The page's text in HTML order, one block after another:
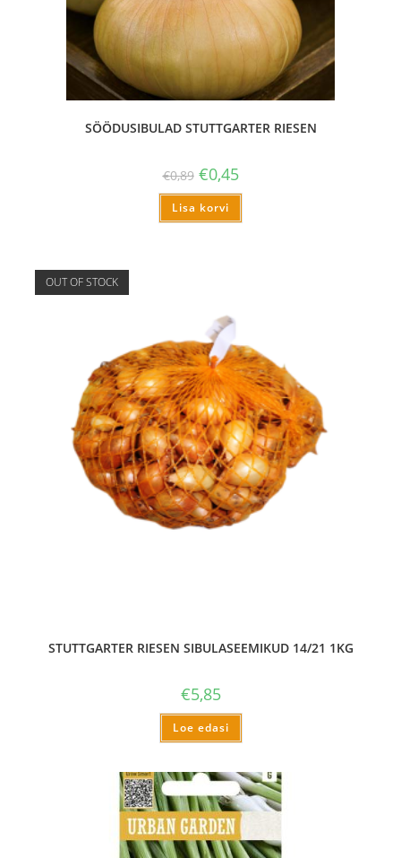
SÖÖDUSIBULAD STUTTGARTER RIESEN
€0,89 €0,45
Lisa korvi
OUT OF STOCK
STUTTGARTER RIESEN SIBULASEEMIKUD 14/21 1KG
€5,85
Loe edasi